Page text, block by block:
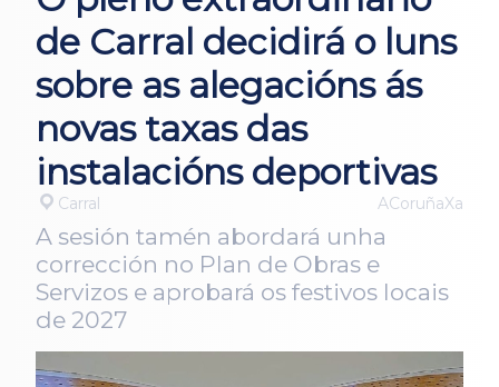
de Carral decidirá o luns
sobre as alegacións ás
novas taxas das
instalacións deportivas
Carral ACoruñaXa
A sesión tamén abordará unha
corrección no Plan de Obras e
Servizos e aprobará os festivos locais
de 2027